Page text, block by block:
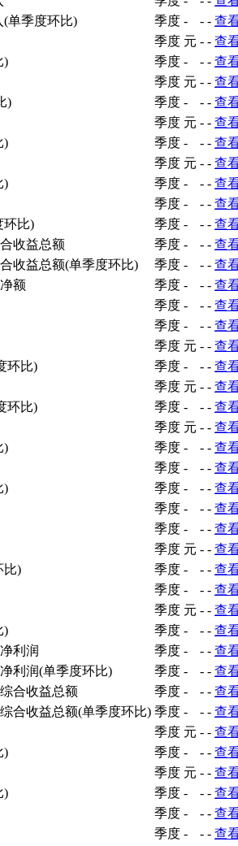
(单季度环比)
季度 - - - 查
季度 元 - - 查
)
季度 - - - 查
季度 元 - - 查
)
季度 - - - 查
季度 元 - - 查
)
季度 - - - 查
季度 元 - - 查
)
季度 - - - 查
季度 - - - 查
环比)
季度 - - - 查
收益总额
季度 - - - 查
收益总额(单季度环比)
季度 - - - 查
额
季度 - - - 查
季度 - - - 查
季度 - - - 查
季度 元 - - 查
环比)
季度 - - - 查
季度 元 - - 查
环比)
季度 - - - 查
季度 元 - - 查
)
季度 - - - 查
季度 - - - 查
)
季度 - - - 查
季度 - - - 查
季度 - - - 查
季度 元 - - 查
比)
季度 - - - 查
季度 - - - 查
季度 元 - - 查
)
季度 - - - 查
利润
季度 - - - 查
利润(单季度环比)
季度 - - - 查
合收益总额
季度 - - - 查
合收益总额(单季度环比) 季度 - - - 查
季度 元 - - 查
)
季度 - - - 查
季度 元 - - 查
)
季度 - - - 查
季度 - - - 查
季度 - - - 查